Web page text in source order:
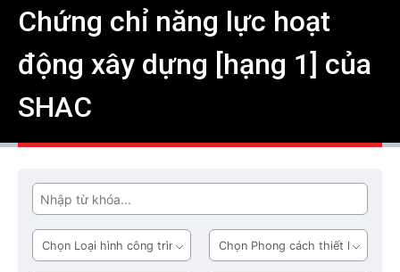
Chứng chỉ năng lực hoạt
động xây dựng [hạng 1] của
SHAC
Tìm
Loại
hình
Phong
cách